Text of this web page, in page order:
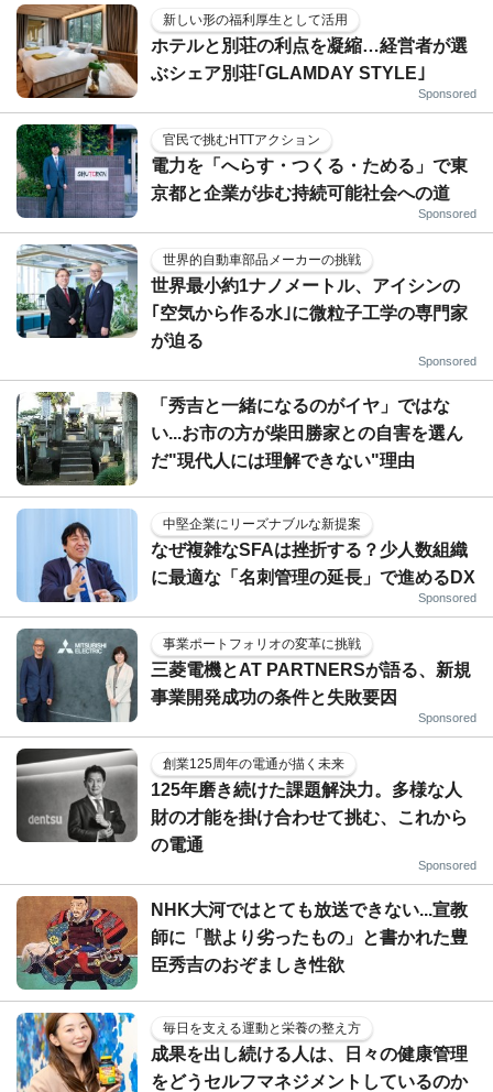
新しい形の福利厚生として活用
ホテルと別荘の利点を凝縮…経営者が選
ぶシェア別荘｢GLAMDAY STYLE｣
Sponsored
官民で挑むHTTアクション
電力を「へらす・つくる・ためる」で東
京都と企業が歩む持続可能社会への道
Sponsored
世界的自動車部品メーカーの挑戦
世界最小約1ナノメートル、アイシンの
｢空気から作る水｣に微粒子工学の専門家
が迫る
Sponsored
「秀吉と一緒になるのがイヤ」ではな
い...お市の方が柴田勝家との自害を選ん
だ"現代人には理解できない"理由
中堅企業にリーズナブルな新提案
なぜ複雑なSFAは挫折する？少人数組織
に最適な「名刺管理の延長」で進めるDX
Sponsored
事業ポートフォリオの変革に挑戦
三菱電機とAT PARTNERSが語る、新規
事業開発成功の条件と失敗要因
Sponsored
創業125周年の電通が描く未来
125年磨き続けた課題解決力。多様な人
財の才能を掛け合わせて挑む、これから
の電通
Sponsored
NHK大河ではとても放送できない...宣教
師に「獣より劣ったもの」と書かれた豊
臣秀吉のおぞましき性欲
毎日を支える運動と栄養の整え方
成果を出し続ける人は、日々の健康管理
をどうセルフマネジメントしているのか